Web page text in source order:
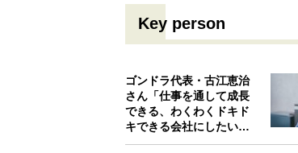
Key person
ゴンドラ代表・古江恵治
さん「仕事を通して成長
できる、わくわくドキド
キできる会社にしたいと
考えたんで…